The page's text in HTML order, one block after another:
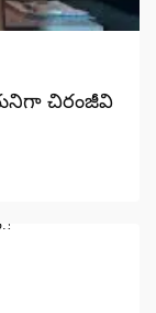
చిరంజీవి